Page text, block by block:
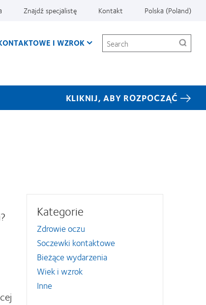
Znajdź specjalistę Kontakt Polska (Poland)
I WZROK Search
KLIKNIJ, ABY ROZPOCZĄĆ
Kategorie
Zdrowie oczu
Soczewki kontaktowe
Bieżące wydarzenia
Wiek i wzrok
Inne